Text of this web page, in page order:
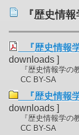
『歴史情
『歴史情報
downloads ]
『歴史情報学の
CC BY-SA
『歴史情報
downloads ]
『歴史情報学の
CC BY-SA